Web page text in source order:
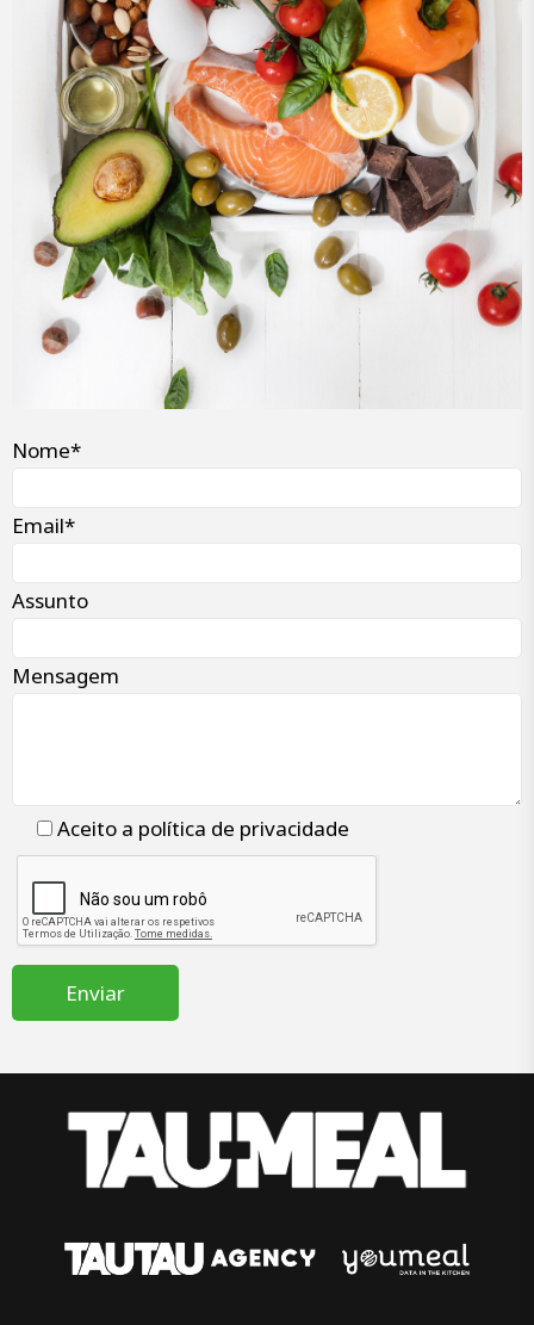
Nome*
Email*
Assunto
Mensagem
Aceito a política de privacidade